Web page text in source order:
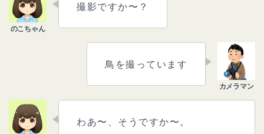
撮影ですか〜？
鳥を撮っています
わあ〜、そうですか〜。